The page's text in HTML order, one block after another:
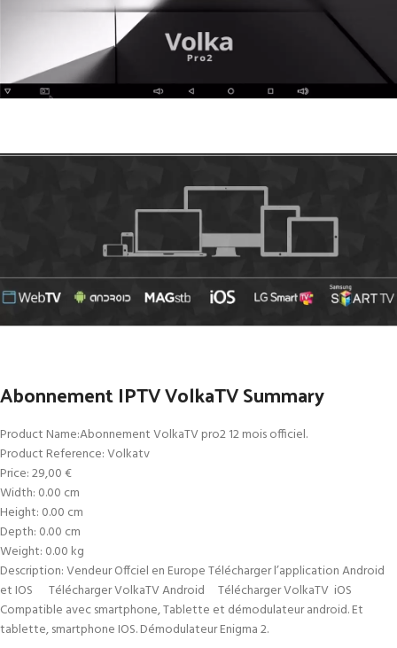
Abonnement IPTV VolkaTV Summary
Product Name:Abonnement VolkaTV pro2 12 mois officiel.
Product Reference: Volkatv
Price: 29,00 €
Width: 0.00 cm
Height: 0.00 cm
Depth: 0.00 cm
Weight: 0.00 kg
Description: Vendeur Offciel en Europe Télécharger l’application Android
et IOS Télécharger VolkaTV Android Télécharger VolkaTV iOS
Compatible avec smartphone, Tablette et démodulateur android. Et
tablette, smartphone IOS. Démodulateur Enigma 2.